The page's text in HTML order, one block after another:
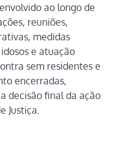
ao longo de
reuniões,
medidas
e atuação
sem residentes e
encerradas,
decisão final da ação
Justiça.